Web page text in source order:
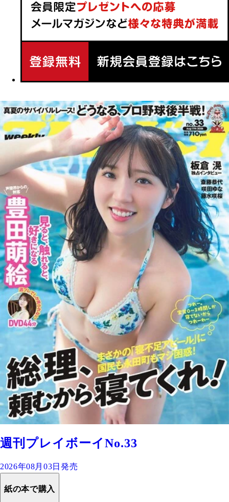
週刊プレイボーイNo.33
2026年08月03日発売
紙の本で購入